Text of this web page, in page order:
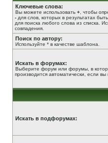
Ключевые слова:
Вы можете использовать + , чтобы
- для слов, которых в результатах
для поиска любого слова из списка.
совпадения.
Поиск по автору:
Используйте * в качестве шаблона.
Искать в форумах:
Выберите форум или форумы, в
производится автоматически, если
Искать в подфорумах: